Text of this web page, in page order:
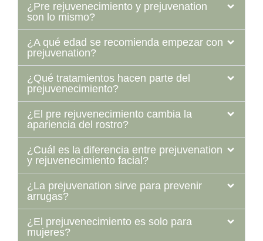
¿Pre rejuvenecimiento y prejuvenation
son lo mismo?
¿A qué edad se recomienda empezar con
prejuvenation?
¿Qué tratamientos hacen parte del
prejuvenecimiento?
¿El pre rejuvenecimiento cambia la
apariencia del rostro?
¿Cuál es la diferencia entre prejuvenation
y rejuvenecimiento facial?
¿La prejuvenation sirve para prevenir
arrugas?
¿El prejuvenecimiento es solo para
mujeres?